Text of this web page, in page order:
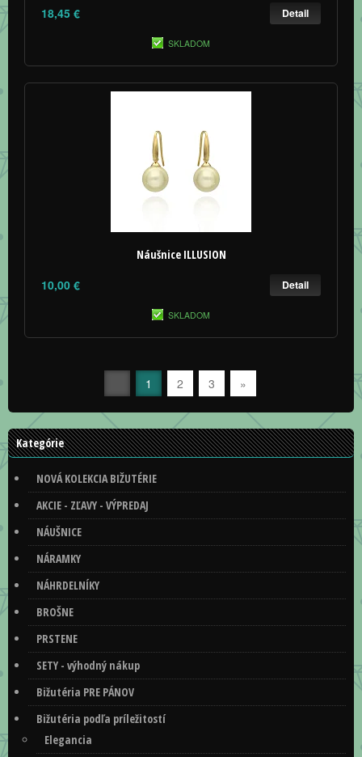
18,45 € Detail
SKLADOM
Náušnice ILLUSION
10,00 € Detail
SKLADOM
1 2 3 »
Kategórie
NOVÁ KOLEKCIA BIŽUTÉRIE
AKCIE - ZĽAVY - VÝPREDAJ
NÁUŠNICE
NÁRAMKY
NÁHRDELNÍKY
BROŠNE
PRSTENE
SETY - výhodný nákup
Bižutéria PRE PÁNOV
Bižutéria podľa príležitostí
Elegancia